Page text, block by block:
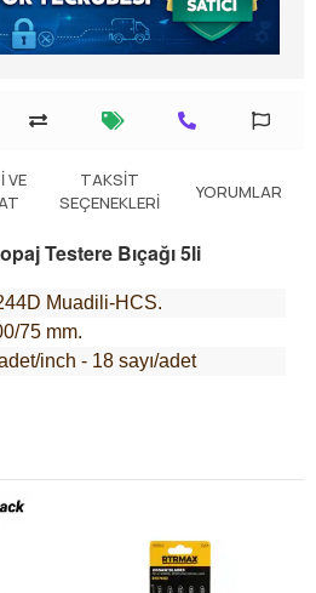
VE
TAKSIT
SEÇENEKLERI
YORUMLAR
Testere Bıçağı 5li
Muadili-HCS.
75 mm.
inch - 18 sayı/adet